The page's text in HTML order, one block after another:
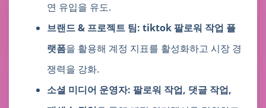
연 유입을 유도.
브랜드 & 프로젝트 팀: tiktok 팔로워 작업 플
랫폼을 활용해 계정 지표를 활성화하고 시장 경
쟁력을 강화.
소셜 미디어 운영자: 팔로워 작업, 댓글 작업,